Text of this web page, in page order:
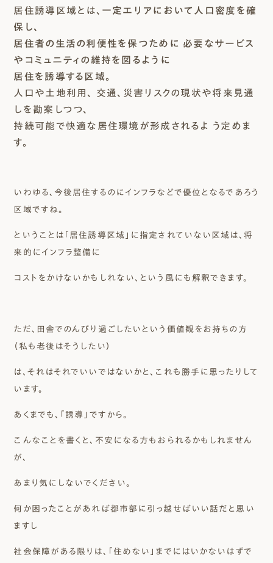
居住誘導区域とは、 一定エリアにおいて人口密度を確
保し、
居住者の生活の利便性を保つために 必要なサービス
やコミュニティの維持を図るように
居住を誘導する区域。
人口や土地利用、 交通、災害リスクの現状や将来見通
しを勘案しつつ、
持続可能で快適な居住環境が形成されるよ う定めま
す。
いわゆる、今後居住するのにインフラなどで優位となるであろう
区域ですね。
ということは「居住誘導区域」に指定されていない区域は、将
来的にインフラ整備に
コストをかけないかもしれない、という風にも解釈できます。
ただ、田舎でのんびり過ごしたいという価値観をお持ちの方
（私も老後はそうしたい）
は、それはそれでいいではないかと、これも勝手に思ったりして
います。
あくまでも、「誘導」ですから。
こんなことを書くと、不安になる方もおられるかもしれません
が、
あまり気にしないでください。
何か困ったことがあれば都市部に引っ越せばいい話だと思い
ますし
社会保障がある限りは、「住めない」までにはいかないはずで